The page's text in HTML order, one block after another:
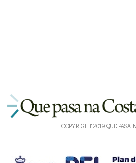
COPYRIGHT 2019 QUE PASA